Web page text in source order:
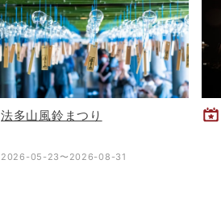
法多山風鈴まつり
2026-05-23〜2026-08-31